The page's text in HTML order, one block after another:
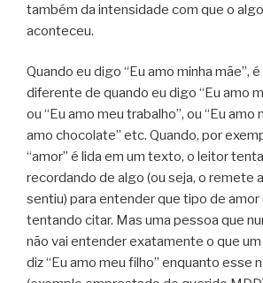
também da intensidade com que o
aconteceu.
Quando eu digo “Eu amo minha mãe”,
diferente de quando eu digo “Eu amo
ou “Eu amo meu trabalho”, ou “Eu amo
amo chocolate” etc. Quando, por
“amor” é lida em um texto, o leitor
recordando de algo (ou seja, o remete
sentiu) para entender que tipo de
tentando citar. Mas uma pessoa que
não vai entender exatamente o que
diz “Eu amo meu filho” enquanto esse